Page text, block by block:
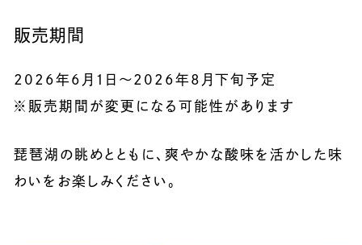
販売期間
2026年6月1日～2026年8月下旬予定
※販売期間が変更になる可能性があります
琵琶湖の眺めとともに、爽やかな酸味を活かした味
わいをお楽しみください。